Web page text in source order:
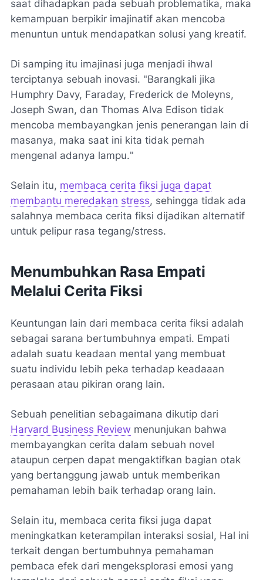
saat dihadapkan pada sebuah problematika, maka
kemampuan berpikir imajinatif akan mencoba
menuntun untuk mendapatkan solusi yang kreatif.
Di samping itu imajinasi juga menjadi ihwal
terciptanya sebuah inovasi. "Barangkali jika
Humphry Davy, Faraday, Frederick de Moleyns,
Joseph Swan, dan Thomas Alva Edison tidak
mencoba membayangkan jenis penerangan lain di
masanya, maka saat ini kita tidak pernah
mengenal adanya lampu."
Selain itu, membaca cerita fiksi juga dapat
membantu meredakan stress, sehingga tidak ada
salahnya membaca cerita fiksi dijadikan alternatif
untuk pelipur rasa tegang/stress.
Menumbuhkan Rasa Empati
Melalui Cerita Fiksi
Keuntungan lain dari membaca cerita fiksi adalah
sebagai sarana bertumbuhnya empati. Empati
adalah suatu keadaan mental yang membuat
suatu individu lebih peka terhadap keadaaan
perasaan atau pikiran orang lain.
Sebuah penelitian sebagaimana dikutip dari
Harvard Business Review menunjukan bahwa
membayangkan cerita dalam sebuah novel
ataupun cerpen dapat mengaktifkan bagian otak
yang bertanggung jawab untuk memberikan
pemahaman lebih baik terhadap orang lain.
Selain itu, membaca cerita fiksi juga dapat
meningkatkan keterampilan interaksi sosial, Hal ini
terkait dengan bertumbuhnya pemahaman
pembaca efek dari mengeksplorasi emosi yang